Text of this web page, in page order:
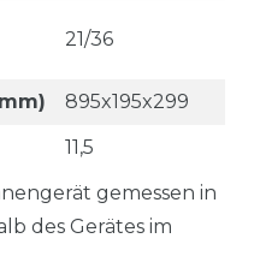
21/36
895x195x299
11,5
gemessen in
des Gerätes im